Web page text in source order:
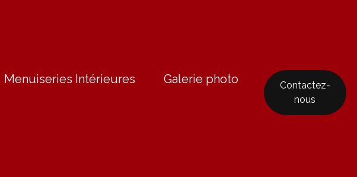
Menuiseries Intérieures
Galerie photo
Contactez-
nous